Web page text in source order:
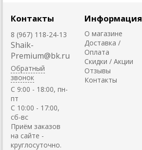
Контакты
8 (967) 118-24-13
Shaik-
Premium@bk.ru
Обратный
звонок
C 9:00 - 18:00, пн-
пт
С 10:00 - 17:00,
сб-вс
Приём заказов
на сайте -
круглосуточно.
Информация
О магазине
Доставка /
Оплата
Скидки / Акции
Отзывы
Контакты